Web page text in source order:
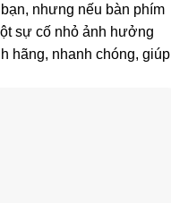
nhưng nếu bàn phím
sự cố nhỏ ảnh hưởng
hãng, nhanh chóng, giúp